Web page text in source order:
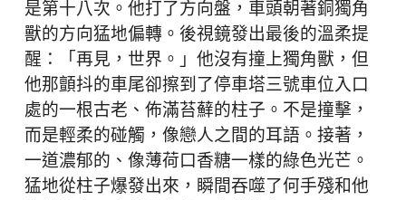
是第十八次。他打了方向盤，車頭朝著銅獨角
獸的方向猛地偏轉。後視鏡發出最後的溫柔提
醒：「再見，世界。」他沒有撞上獨角獸，但
他那顫抖的車尾卻擦到了停車塔三號車位入口
處的一根古老、佈滿苔蘚的柱子。不是撞擊，
而是輕柔的碰觸，像戀人之間的耳語。接著，
一道濃郁的、像薄荷口香糖一樣的綠色光芒。
猛地從柱子爆發出來，瞬間吞噬了何手殘和他